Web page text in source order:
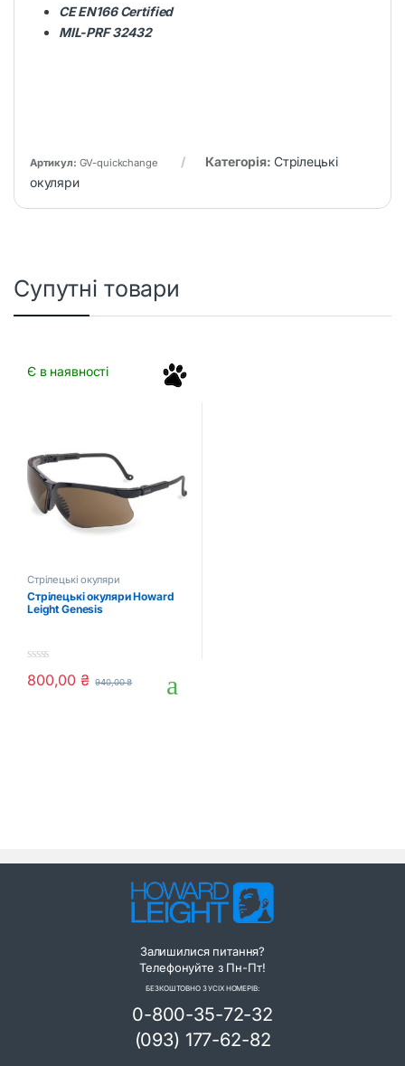
CE EN166 Certified
MIL-PRF 32432
Артикул: GV-quickchange Категорія: Стрілецькі
окуляри
Супутні товари
Є в наявності
Стрілецькі окуляри
Стрілецькі окуляри Howard
Leight Genesis
0
o
800,00₴ 940,00₴
Залишилися питання?
Телефонуйте з Пн-Пт!
БЕЗКОШТОВНО З УСІХ НОМЕРІВ:
0-800-35-72-32
(093) 177-62-82